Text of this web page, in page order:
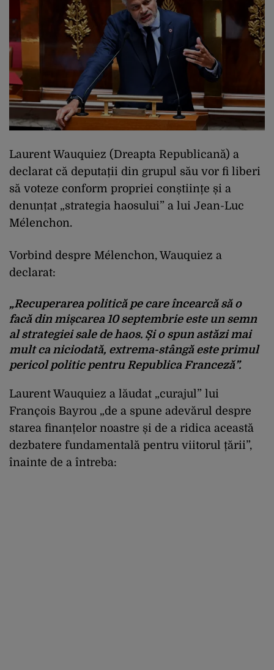
Laurent Wauquiez (Dreapta Republicană) a
declarat că deputații din grupul său vor fi liberi
să voteze conform propriei conștiințe și a
denunțat „strategia haosului” a lui Jean-Luc
Mélenchon.
Vorbind despre Mélenchon, Wauquiez a
declarat:
„Recuperarea politică pe care încearcă să o
facă din mișcarea 10 septembrie este un semn
al strategiei sale de haos. Și o spun astăzi mai
mult ca niciodată, extrema-stângă este primul
pericol politic pentru Republica Franceză”.
Laurent Wauquiez a lăudat „curajul” lui
François Bayrou „de a spune adevărul despre
starea finanțelor noastre și de a ridica această
dezbatere fundamentală pentru viitorul țării”,
înainte de a întreba: